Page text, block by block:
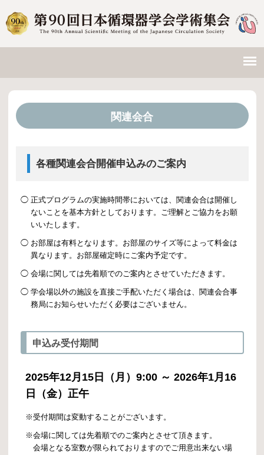
関連会合
各種関連会合開催申込みのご案内
◯ 正式プログラムの実施時間帯においては、関連会合は開催し
ないことを基本方針としております。ご理解とご協力をお願
いいたします。
◯ お部屋は有料となります。お部屋のサイズ等によって料金は
異なります。お部屋確定時にご案内予定です。
◯ 会場に関しては先着順でのご案内とさせていただきます。
◯ 学会場以外の施設を直接ご手配いただく場合は、関連会合事
務局にお知らせいただく必要はございません。
申込み受付期間
2025年12月15日（月）9:00 ～ 2026年1月16
日（金）正午
※受付期間は変動することがございます。
※会場に関しては先着順でのご案内とさせて頂きます。
会場となる室数が限られておりますのでご用意出来ない場